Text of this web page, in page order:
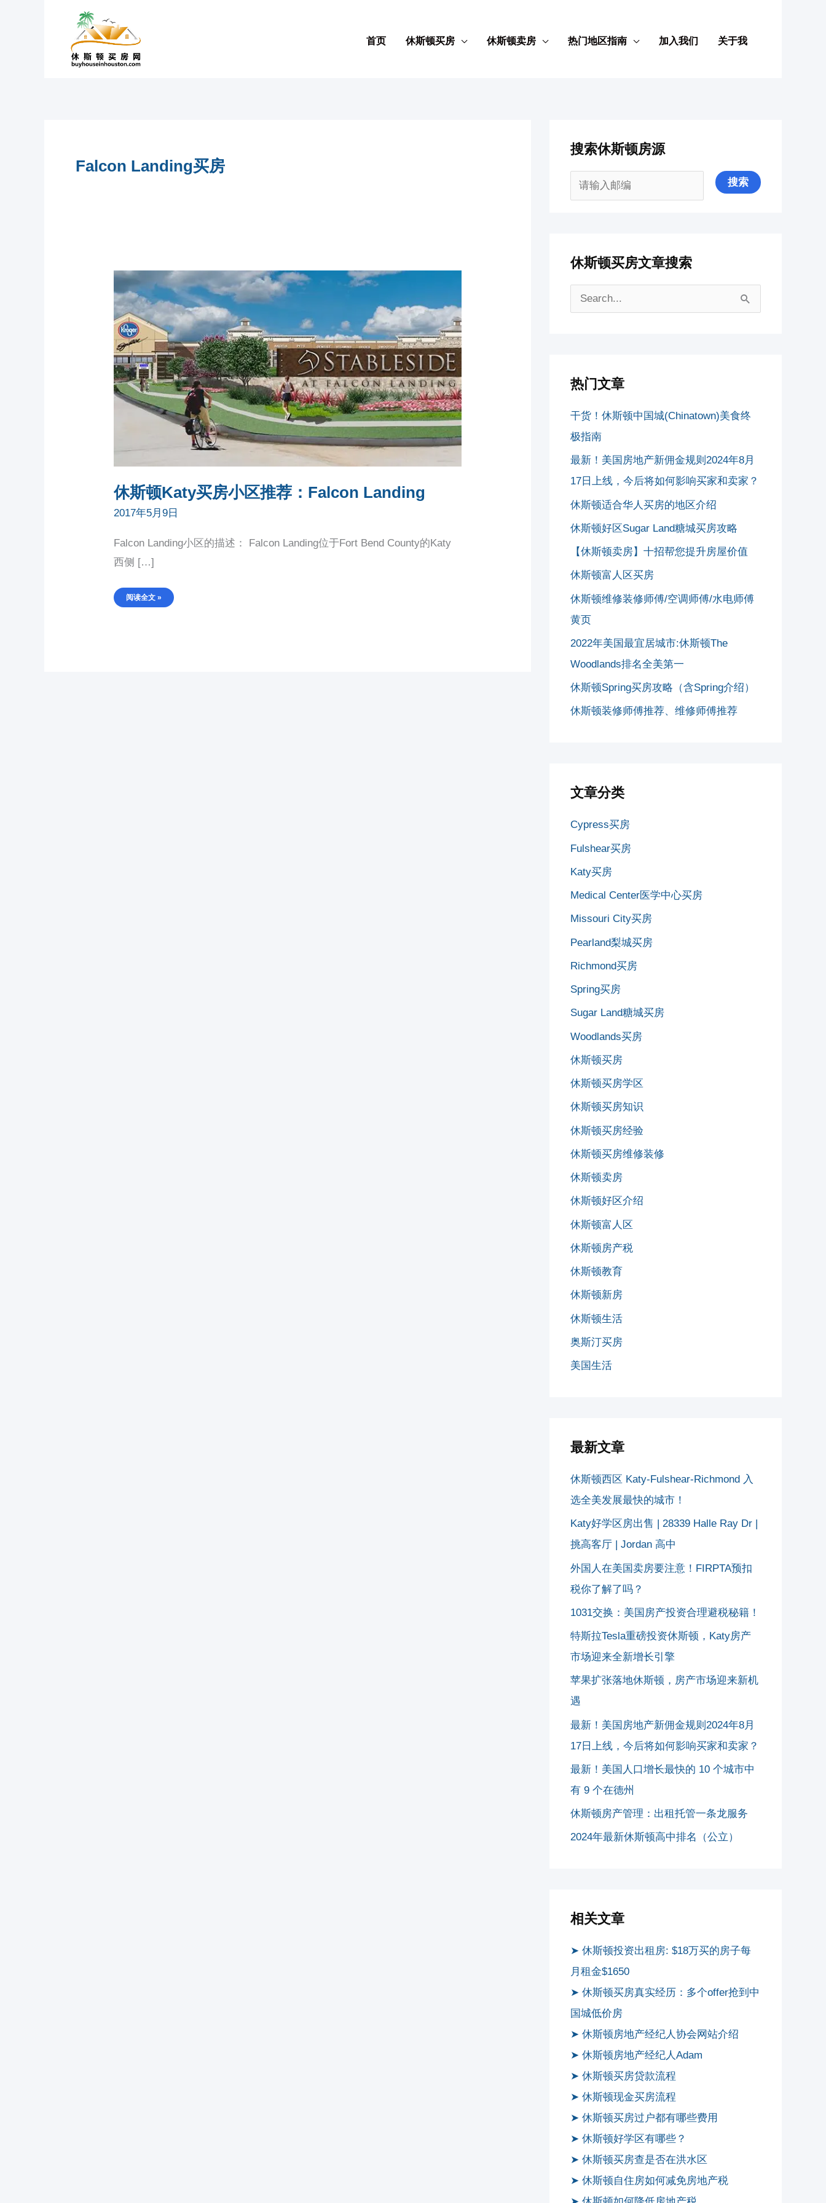
首页 休斯顿买房 休斯顿卖房 热门地区指南 加入我们 关于我
Falcon Landing买房
休斯顿Katy买房小区推荐：Falcon Landing
2017年5月9日
Falcon Landing小区的描述： Falcon Landing位于Fort Bend County的Katy
西侧 […]
休
斯
顿
KATY
买
房
小
区
推
荐：
FALCON
LANDING
阅读全文 »
搜索休斯顿房源
休斯顿买房文章搜索
热门文章
干货！休斯顿中国城(Chinatown)美食终
极指南
最新！美国房地产新佣金规则2024年8月
17日上线，今后将如何影响买家和卖家？
休斯顿适合华人买房的地区介绍
休斯顿好区Sugar Land糖城买房攻略
【休斯顿卖房】十招帮您提升房屋价值
休斯顿富人区买房
休斯顿维修装修师傅/空调师傅/水电师傅
黄页
2022年美国最宜居城市:休斯顿The
Woodlands排名全美第一
休斯顿Spring买房攻略（含Spring介绍）
休斯顿装修师傅推荐、维修师傅推荐
文章分类
Cypress买房
Fulshear买房
Katy买房
Medical Center医学中心买房
Missouri City买房
Pearland梨城买房
Richmond买房
Spring买房
Sugar Land糖城买房
Woodlands买房
休斯顿买房
休斯顿买房学区
休斯顿买房知识
休斯顿买房经验
休斯顿买房维修装修
休斯顿卖房
休斯顿好区介绍
休斯顿富人区
休斯顿房产税
休斯顿教育
休斯顿新房
休斯顿生活
奥斯汀买房
美国生活
最新文章
休斯顿西区 Katy-Fulshear-Richmond 入
选全美发展最快的城市！
Katy好学区房出售 | 28339 Halle Ray Dr |
挑高客厅 | Jordan 高中
外国人在美国卖房要注意！FIRPTA预扣
税你了解了吗？
1031交换：美国房产投资合理避税秘籍！
特斯拉Tesla重磅投资休斯顿，Katy房产
市场迎来全新增长引擎
苹果扩张落地休斯顿，房产市场迎来新机
遇
最新！美国房地产新佣金规则2024年8月
17日上线，今后将如何影响买家和卖家？
最新！美国人口增长最快的 10 个城市中
有 9 个在德州
休斯顿房产管理：出租托管一条龙服务
2024年最新休斯顿高中排名（公立）
相关文章
➤ 休斯顿投资出租房: $18万买的房子每
月租金$1650
➤ 休斯顿买房真实经历：多个offer抢到中
国城低价房
➤ 休斯顿房地产经纪人协会网站介绍
➤ 休斯顿房地产经纪人Adam
➤ 休斯顿买房贷款流程
➤ 休斯顿现金买房流程
➤ 休斯顿买房过户都有哪些费用
➤ 休斯顿好学区有哪些？
➤ 休斯顿买房查是否在洪水区
➤ 休斯顿自住房如何减免房地产税